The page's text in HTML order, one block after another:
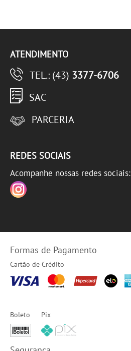
ATENDIMENTO
TEL.: (43) 3377-6706
SAC
PARCERIA
REDES SOCIAIS
Acompanhe nossas redes sociais:
Formas de Pagamento
Cartão de Crédito
Boleto Pix